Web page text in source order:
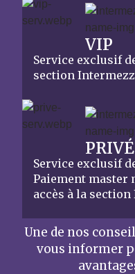
VIP
Service exclusif
section
PRIVÉ
Service exclusif
Paiement master
accès à la
Une de nos
vous informer